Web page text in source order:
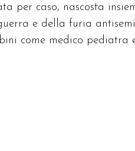
per caso, nascosta
e della furia
come medico pediatra